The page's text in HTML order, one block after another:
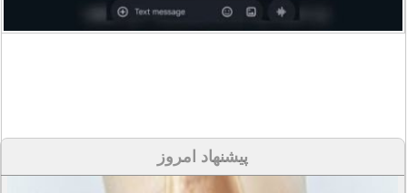
پیشنهاد امروز